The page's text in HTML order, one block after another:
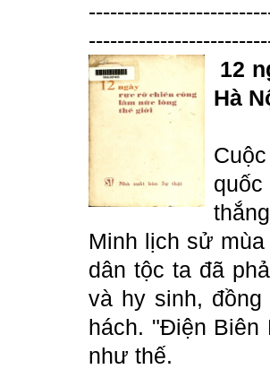
12
Hà
Minh lịch sử
dân tộc ta đã
và hy sinh,
hách. "Điện Biên
như thế.